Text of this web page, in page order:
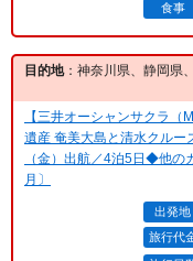
食事
目的地：神奈川県、静岡県
【三井オーシャンサクラ
遺産 奄美大島と清水クルー
（金）出航／4泊5日◆他の
月〕
出発地
旅行代